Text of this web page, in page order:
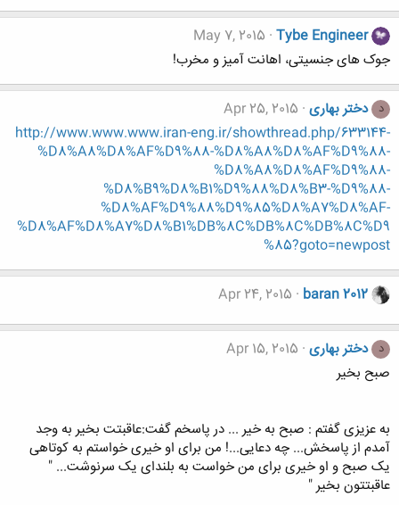
Tybe Engineer
May 7, 2015
جوک های جنسیتی، اهانت آمیز و مخرب!
د دختر بهاری Apr 25, 2015
http://www.www.www.iran-eng.ir/showthread.php/633144-
%D8%A8%D8%AF%D9%88-%D8%A8%D8%AF%D9%88-
%D8%A8%D8%AF%D9%88-
%D8%B9%D8%B1%D9%88%D8%B3-%D9%88-
%D8%AF%D9%88%D9%85%D8%A7%D8%AF-
%D8%AF%D8%A7%D8%B1%DB%8C%DB%8C%DB%8C%D9
%85?goto=newpost
baran 2012
Apr 24, 2015
د دختر بهاری Apr 15, 2015
صبح بخیر
به عزیزی گفتم : صبح به خیر ... در پاسخم گفت:عاقبتت بخیر به وجد
آمدم از پاسخش... چه دعایی...! من برای او خیری خواستم به کوتاهی
یک صبح و او خیری برای من خواست به بلندای یک سرنوشت... "
عاقبتتون بخير "